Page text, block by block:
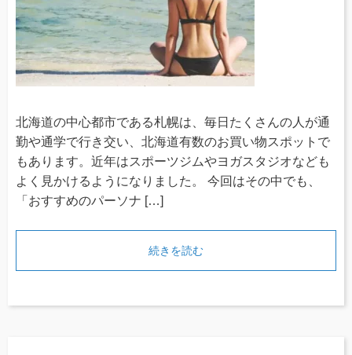
北海道の中心都市である札幌は、毎日たくさんの人が通
勤や通学で行き交い、北海道有数のお買い物スポットで
もあります。近年はスポーツジムやヨガスタジオなども
よく見かけるようになりました。 今回はその中でも、
「おすすめのパーソナ […]
続きを読む